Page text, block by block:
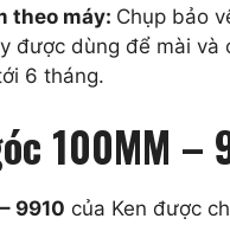
theo máy: Chụp bảo
được dùng để mài và
6 tháng.
100MM
9910 của Ken được